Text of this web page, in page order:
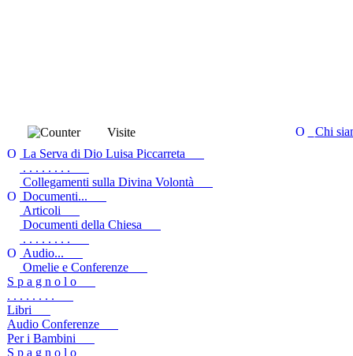
Visite
Chi
La Serva di Dio Luisa Piccarreta
. . . . . . . .
Collegamenti sulla Divina Volontà
Documenti...
Articoli
Documenti della Chiesa
. . . . . . . .
Audio...
Omelie e Conferenze
S p a g n o l o
. . . . . . . .
Libri
Audio Conferenze
Per i Bambini
S p a g n o l o